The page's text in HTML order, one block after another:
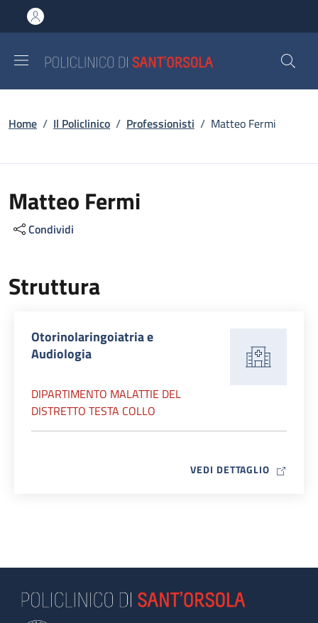
al contenuto principale
to footer content
Briciole di pane
Home / Il Policlinico / Professionisti / Matteo Fermi
Matteo Fermi
Condividi
Struttura
Otorinolaringoiatria e
Audiologia
DIPARTIMENTO MALATTIE DEL
DISTRETTO TESTA COLLO
VEDI DETTAGLIO MAP ICON